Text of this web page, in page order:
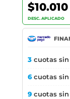
$10.010
DESC. APLICADO
3 cuotas
6cuotas sin
9 cuotas